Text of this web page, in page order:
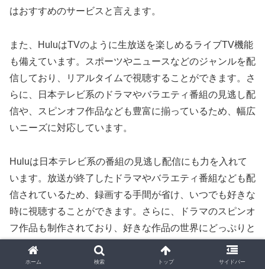
はおすすめのサービスと言えます。
また、HuluはTVのように生放送を楽しめるライブTV機能
も備えています。スポーツやニュースなどのジャンルを配
信しており、リアルタイムで視聴することができます。さ
らに、日本テレビ系のドラマやバラエティ番組の見逃し配
信や、スピンオフ作品なども豊富に揃っているため、幅広
いニーズに対応しています。
Huluは日本テレビ系の番組の見逃し配信にも力を入れて
います。放送が終了したドラマやバラエティ番組なども配
信されているため、録画する手間が省け、いつでも好きな
時に視聴することができます。さらに、ドラマのスピンオ
フ作品も制作されており、好きな作品の世界にどっぷりと
浸ることができるため、週末やちょっとしたスキマ時間に
楽しむことができます。
ホーム 検索 トップ サイドバー